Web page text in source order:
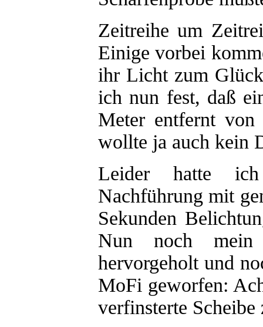
Zeitreihe um
Einige vorbei
ihr Licht zum
ich nun fest, daß
Meter entfernt
wollte ja auch kein
Leider hatte
Nachführung mit
Sekunden
Nun noch mein
hervorgeholt und
MoFi geworfen:
verfinsterte Scheibe